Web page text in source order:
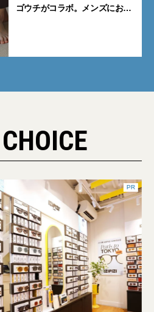
ゴウチがコラボ。メンズにおす